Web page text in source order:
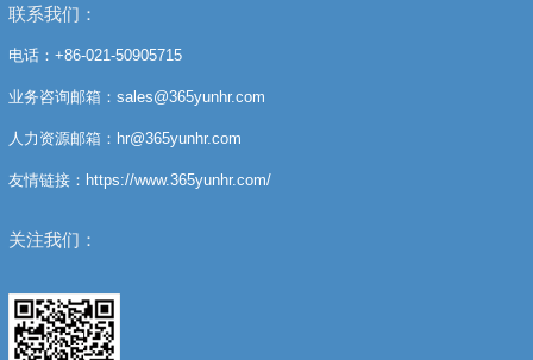
联系我们：
电话：+86-021-50905715
业务咨询邮箱：sales@365yunhr.com
人力资源邮箱：hr@365yunhr.com
友情链接：https://www.365yunhr.com/
关注我们：